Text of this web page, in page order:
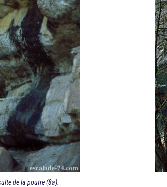
de la poutre (8a).